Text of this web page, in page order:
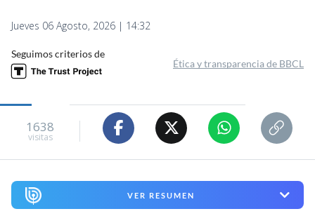
Jueves 06 Agosto, 2026 | 14:32
Seguimos criterios de
Ética y transparencia de BBCL
1638
visitas
VER RESUMEN